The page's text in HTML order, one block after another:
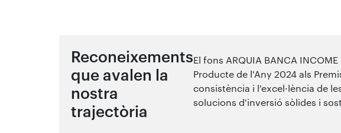
Reconeixements
que avalen la
nostra
trajectòria
El fons ARQUIA BANCA
Producte de l'Any 2024 als
consistència i l'excel·lència de
solucions d'inversió sòlides i